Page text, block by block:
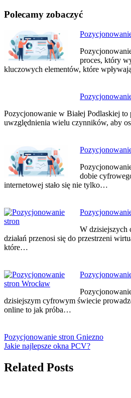
Polecamy zobaczyć
proces, który
kluczowych elementów, które
Pozycjonowanie w Białej Podlaskiej to
uwzględnienia wielu czynników, aby
dobie
internetowej stało się nie tylko…
W dzisiejszych
działań przenosi się do przestrzeni
które…
dzisiejszym cyfrowym świecie
online to jak próba…
Nawigacja
wpisu
Pozycjonowanie stron Gniezno
Jakie najlepsze okna PCV?
Related Posts